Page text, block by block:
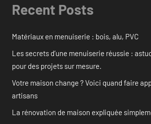
Recent Posts
Matériaux en menuiserie : bois, alu, PVC
Les secrets d’une menuiserie réussie :
pour des projets sur mesure.
Votre maison change ? Voici quand faire
artisans
La rénovation de maison expliquée